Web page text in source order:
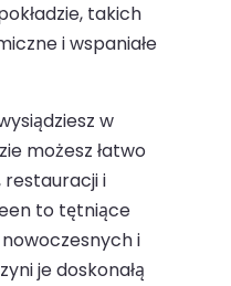
takich
i wspaniałe
w
możesz łatwo
restauracji i
to tętniące
i
je doskonałą